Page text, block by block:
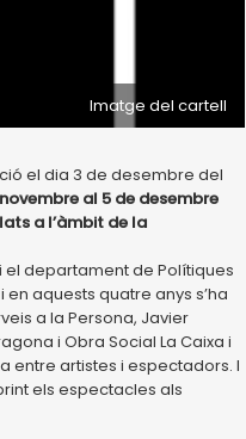
Imatge del cartell
el dia 3 de desembre del
al 5 de desembre
a l’àmbit de la
el departament de Polítiques
aquests quatre anys s’ha
a la Persona, Javier
i Obra Social La Caixa i
entre artistes i espectadors. I
els espectacles als